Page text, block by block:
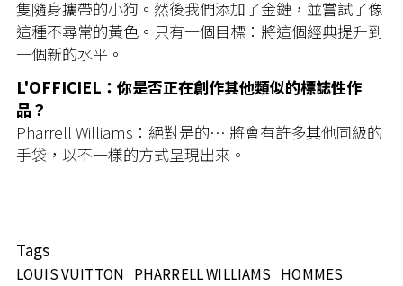
隻隨身攜帶的小狗。然後我們添加了金鏈，並嘗試了像
這種不尋常的黃色。只有一個目標：將這個經典提升到
一個新的水平。
L'OFFICIEL：你是否正在創作其他類似的標誌性作
品？
Pharrell Williams：絕對是的… 將會有許多其他同級的
手袋，以不一樣的方式呈現出來。
Tags
LOUIS VUITTON PHARRELL WILLIAMS HOMMES